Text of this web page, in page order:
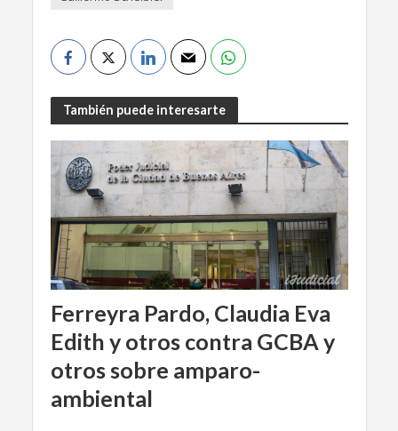
También puede interesarte
Ferreyra Pardo, Claudia Eva
Edith y otros contra GCBA y
otros sobre amparo-
ambiental